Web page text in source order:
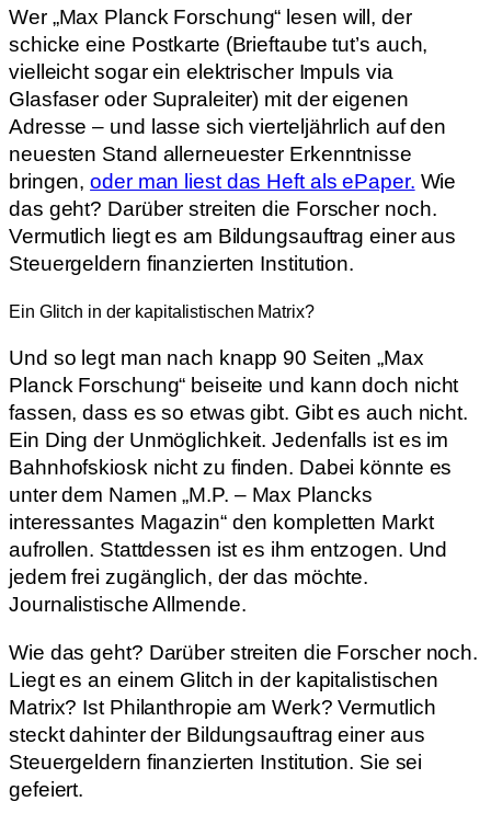
Wer „Max Planck Forschung“ lesen will, der
schicke eine Postkarte (Brieftaube tut’s auch,
vielleicht sogar ein elektrischer Impuls via
Glasfaser oder Supraleiter) mit der eigenen
Adresse – und lasse sich vierteljährlich auf den
neuesten Stand allerneuester Erkenntnisse
bringen,oder man liest das Heft als ePaper. Wie
das geht? Darüber streiten die Forscher noch.
Vermutlich liegt es am Bildungsauftrag einer aus
Steuergeldern finanzierten Institution.
Ein Glitch in der kapitalistischen Matrix?
Und so legt man nach knapp 90 Seiten „Max
Planck Forschung“ beiseite und kann doch nicht
fassen, dass es so etwas gibt. Gibt es auch nicht.
Ein Ding der Unmöglichkeit. Jedenfalls ist es im
Bahnhofskiosk nicht zu finden. Dabei könnte es
unter dem Namen „M.P. – Max Plancks
interessantes Magazin“ den kompletten Markt
aufrollen. Stattdessen ist es ihm entzogen. Und
jedem frei zugänglich, der das möchte.
Journalistische Allmende.
Wie das geht? Darüber streiten die Forscher noch.
Liegt es an einem Glitch in der kapitalistischen
Matrix? Ist Philanthropie am Werk? Vermutlich
steckt dahinter der Bildungsauftrag einer aus
Steuergeldern finanzierten Institution. Sie sei
gefeiert.